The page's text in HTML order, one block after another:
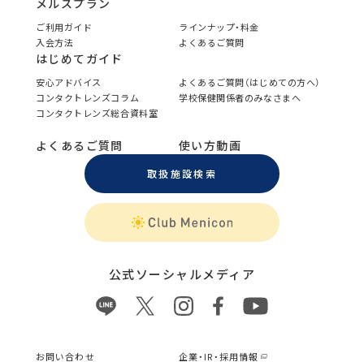
メルスプラン
ご利用ガイド
ラインナップ・料金
入会方法
よくあるご質問
はじめてガイド
安心アドバイス
よくあるご質問（はじめての方へ）
コンタクトレンズコラム
学校保健関係者のみなさまへ
コンタクトレンズ総合資料室
よくあるご質問 使い方動画
取扱施設検索
公式ソーシャルメディア
お問い合わせ 企業・IR・採用情報